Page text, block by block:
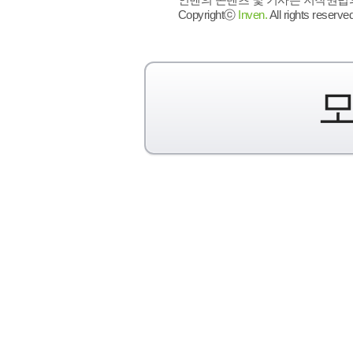
Copyrightⓒ Inven.All rights